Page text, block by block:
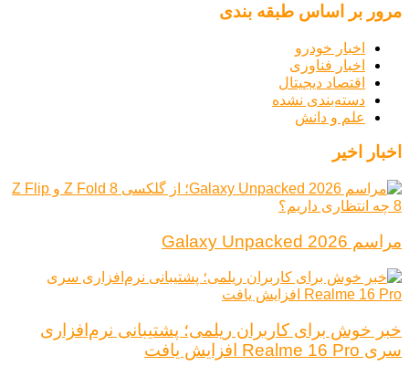
مرور بر اساس طبقه بندی
اخبار خودرو
اخبار فناوری
اقتصاد دیجیتال
دسته‌بندی نشده
علم و دانش
اخبار اخیر
مراسم Galaxy Unpacked 2026
خبر خوش برای کاربران ریلمی؛ پشتیبانی نرم‌افزاری
سری Realme 16 Pro افزایش یافت